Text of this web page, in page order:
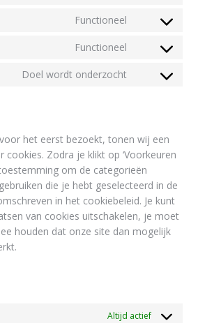
google-
facebook
Functioneel
Consent
linkedin
Functioneel
Consent
Doel wordt onderzocht
Consent
het eerst bezoekt, tonen wij een
cookies. Zodra je klikt op ‘Voorkeuren
om de categorieën
die je hebt geselecteerd in de
in het cookiebeleid. Je kunt
van cookies uitschakelen, je moet
houden dat onze site dan mogelijk
Altijd actief